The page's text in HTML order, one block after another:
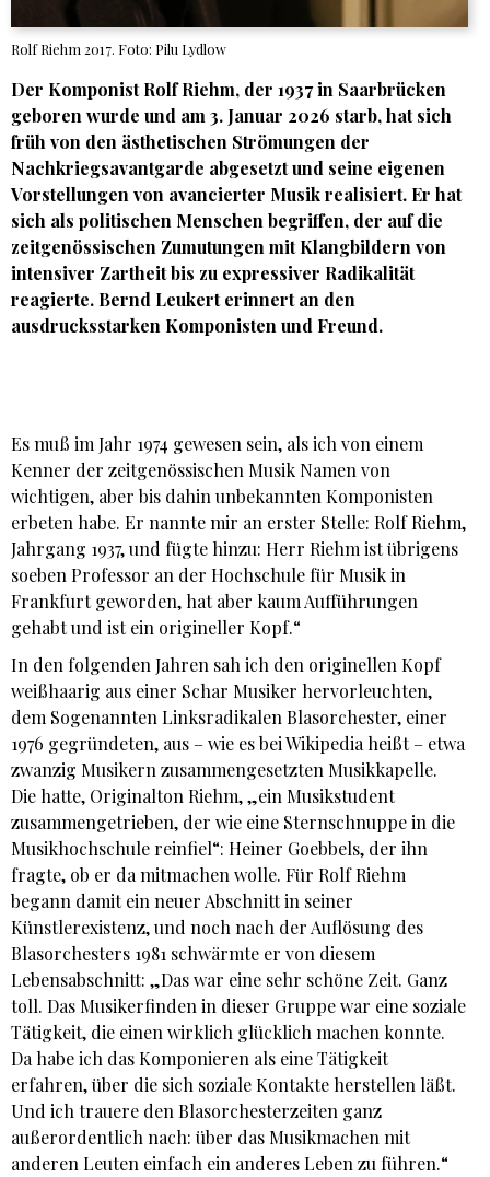
Rolf Riehm 2017. Foto: Pilu Lydlow
Der Komponist Rolf Riehm, der 1937 in Saarbrücken
geboren wurde und am 3. Januar 2026 starb, hat sich
früh von den ästhetischen Strömungen der
Nachkriegsavantgarde abgesetzt und seine eigenen
Vorstellungen von avancierter Musik realisiert. Er hat
sich als politischen Menschen begriffen, der auf die
zeitgenössischen Zumutungen mit Klangbildern von
intensiver Zartheit bis zu expressiver Radikalität
reagierte. Bernd Leukerterinnert an den
ausdrucksstarken Komponisten und Freund.
Es muß im Jahr 1974 gewesen sein, als ich von einem
Kenner der zeitgenössischen Musik Namen von
wichtigen, aber bis dahin unbekannten Komponisten
erbeten habe. Er nannte mir an erster Stelle: Rolf Riehm,
Jahrgang 1937, und fügte hinzu: Herr Riehm ist übrigens
soeben Professor an der Hochschule für Musik in
Frankfurt geworden, hat aber kaum Aufführungen
gehabt und ist ein origineller Kopf.“
In den folgenden Jahren sah ich den originellen Kopf
weißhaarig aus einer Schar Musiker hervorleuchten,
dem Sogenannten Linksradikalen Blasorchester, einer
1976 gegründeten, aus – wie es bei Wikipedia heißt – etwa
zwanzig Musikern zusammengesetzten Musikkapelle.
Die hatte, Originalton Riehm, „ein Musikstudent
zusammengetrieben, der wie eine Sternschnuppe in die
Musikhochschule reinfiel“: Heiner Goebbels, der ihn
fragte, ob er da mitmachen wolle. Für Rolf Riehm
begann damit ein neuer Abschnitt in seiner
Künstlerexistenz, und noch nach der Auflösung des
Blasorchesters 1981 schwärmte er von diesem
Lebensabschnitt: „Das war eine sehr schöne Zeit. Ganz
toll. Das Musikerfinden in dieser Gruppe war eine soziale
Tätigkeit, die einen wirklich glücklich machen konnte.
Da habe ich das Komponieren als eine Tätigkeit
erfahren, über die sich soziale Kontakte herstellen läßt.
Und ich trauere den Blasorchesterzeiten ganz
außerordentlich nach: über das Musikmachen mit
anderen Leuten einfach ein anderes Leben zu führen.“